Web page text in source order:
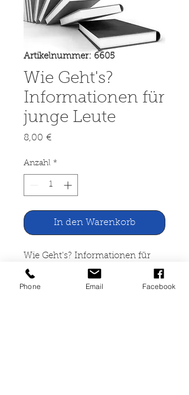
Artikelnummer: 6605
Wie Geht's?
Informationen für
junge Leute
8,00 €Preis
Anzahl *
In den Warenkorb
Wie Geht's? Informationen für
junge Leute
Phone Email Facebook